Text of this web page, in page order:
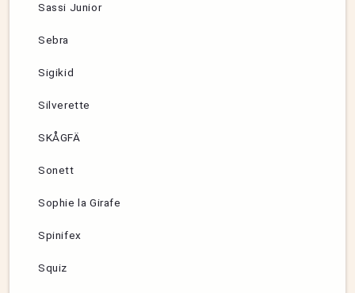
Sassi Junior
Sebra
Sigikid
Silverette
SKÅGFÄ
Sonett
Sophie la Girafe
Spinifex
Squiz